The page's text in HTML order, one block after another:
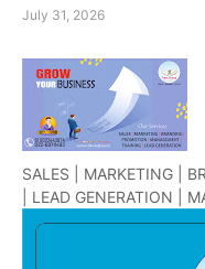
July 31, 2026
SALES | MARKETING |
| LEAD GENERATION |